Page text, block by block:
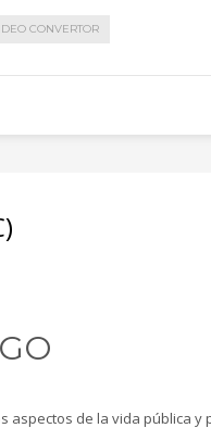
CONVERTOR
de la vida pública y